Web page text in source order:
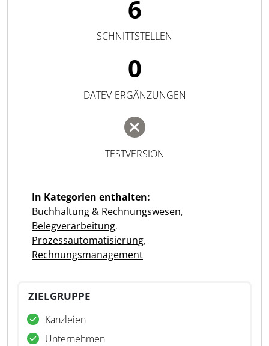
6
SCHNITTSTELLEN
0
DATEV-ERGÄNZUNGEN
TESTVERSION
In Kategorien enthalten:
Buchhaltung & Rechnungswesen,
Belegverarbeitung,
Prozessautomatisierung,
Rechnungsmanagement
ZIELGRUPPE
Kanzleien
Unternehmen